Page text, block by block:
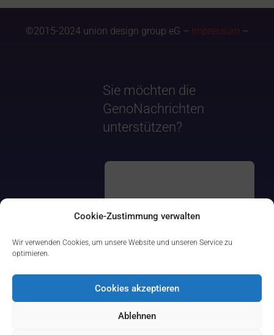
Cookie-Zustimmung verwalten
Wir verwenden Cookies, um unsere Website und unseren Service zu
optimieren.
Cookies akzeptieren
Ablehnen
©2015-2024 union design group eG – Impressum –
Sie möchten die
GenoNachrichten
unterstützen?